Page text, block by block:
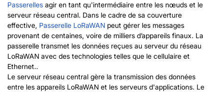
Passerelles agir en tant qu'intermédiaire entre les nœuds et le
serveur réseau central. Dans le cadre de sa couverture
effective, Passerelle LoRaWAN peut gérer les messages
provenant de centaines, voire de milliers d’appareils finaux. La
passerelle transmet les données reçues au serveur du réseau
LoRaWAN avec des technologies telles que le cellulaire et
Ethernet..
Le serveur réseau central gère la transmission des données
entre les appareils LoRaWAN et les serveurs d'applications. Le